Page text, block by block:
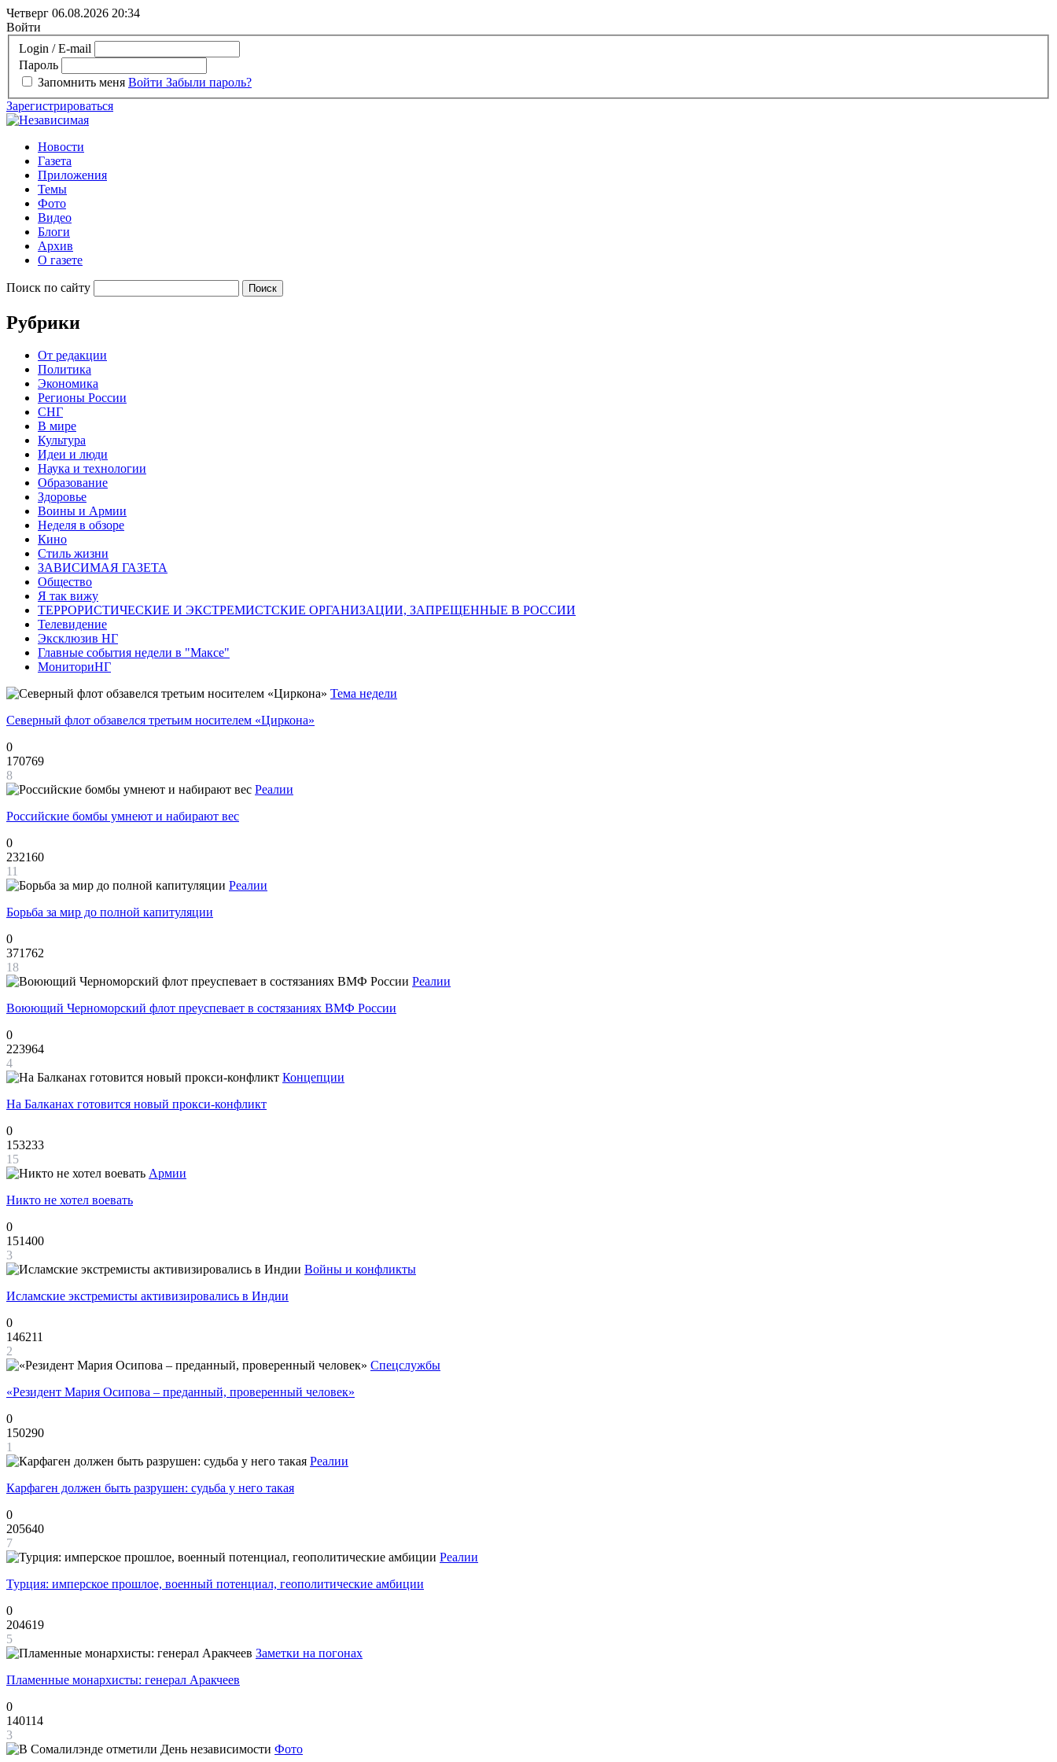
Четверг 06.08.2026 20:34
Войти
Login / E-mail
Пароль
Запомнить меня Войти Забыли пароль?
Зарегистрироваться
Новости
Газета
Приложения
Темы
Фото
Видео
Блоги
Архив
О газете
Поиск по сайту
Рубрики
От редакции
Политика
Экономика
Регионы России
СНГ
В мире
Культура
Идеи и люди
Наука и технологии
Образование
Здоровье
Воины и Армии
Неделя в обзоре
Кино
Стиль жизни
ЗАВИСИМАЯ ГАЗЕТА
Общество
Я так вижу
ТЕРРОРИСТИЧЕСКИЕ И ЭКСТРЕМИСТСКИЕ ОРГАНИЗАЦИИ, ЗАПРЕЩЕННЫЕ В РОССИИ
Телевидение
Эксклюзив НГ
Главные события недели в "Максе"
МониториНГ
Тема недели
Северный флот обзавелся третьим носителем «Циркона»
0
170769
8
Реалии
Российские бомбы умнеют и набирают вес
0
232160
11
Реалии
Борьба за мир до полной капитуляции
0
371762
18
Реалии
Воюющий Черноморский флот преуспевает в состязаниях ВМФ России
0
223964
4
Концепции
На Балканах готовится новый прокси-конфликт
0
153233
15
Армии
Никто не хотел воевать
0
151400
3
Войны и конфликты
Исламские экстремисты активизировались в Индии
0
146211
2
Спецслужбы
«Резидент Мария Осипова – преданный, проверенный человек»
0
150290
1
Реалии
Карфаген должен быть разрушен: судьба у него такая
0
205640
7
Реалии
Турция: имперское прошлое, военный потенциал, геополитические амбиции
0
204619
5
Заметки на погонах
Пламенные монархисты: генерал Аракчеев
0
140114
3
Фото